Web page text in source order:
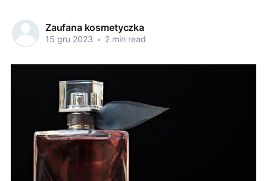
Zaufana kosmetyczka
15 gru 2023 • 2 min read